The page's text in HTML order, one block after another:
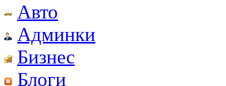
Авто
Админки
Бизнес
Блоги